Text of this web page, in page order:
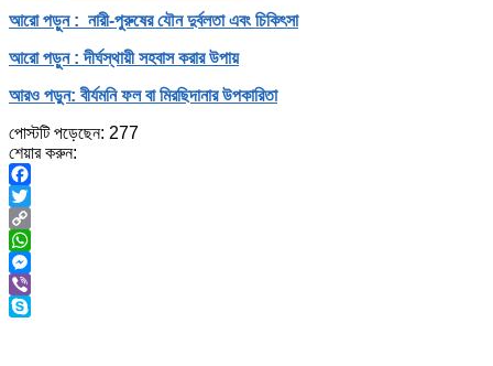
আরো পড়ুন : নারী-পুরুষের যৌন দুর্বলতা এবং চিকিৎসা
আরো পড়ুন : দীর্ঘস্থায়ী সহবাস করার উপায়
আরও পড়ুন: বীর্যমনি ফল বা মিরছিদানার উপকারিতা
পোস্টটি পড়েছেন: 277
শেয়ার করুন:
Facebook
Twitter
Copy
Link
WhatsApp
Messenger
Viber